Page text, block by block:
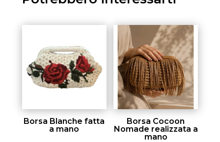
Borsa Blanche fatta
a mano
Borsa Cocoon
Nomade realizzata a
mano